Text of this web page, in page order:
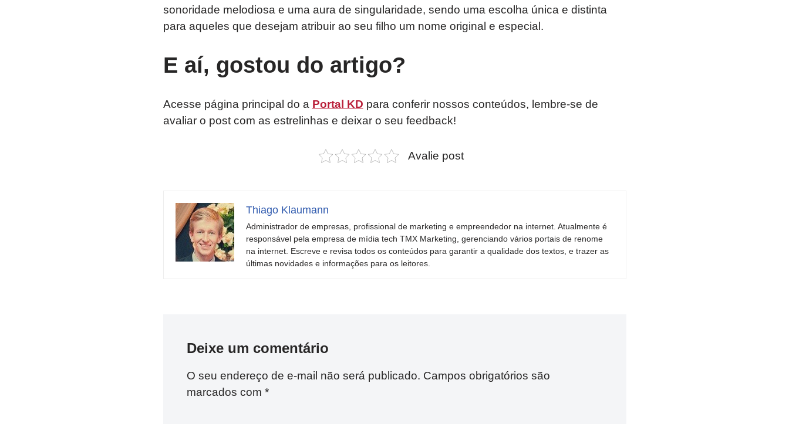
sonoridade melodiosa e uma aura de singularidade, sendo uma escolha única e distinta
para aqueles que desejam atribuir ao seu filho um nome original e especial.
E aí, gostou do artigo?
Acesse página principal do a Portal KD para conferir nossos conteúdos, lembre-se de
avaliar o post com as estrelinhas e deixar o seu feedback!
Avalie post
Thiago Klaumann
Administrador de empresas, profissional de marketing e empreendedor na internet. Atualmente é
responsável pela empresa de mídia tech TMX Marketing, gerenciando vários portais de renome
na internet. Escreve e revisa todos os conteúdos para garantir a qualidade dos textos, e trazer as
últimas novidades e informações para os leitores.
Deixe um comentário
O seu endereço de e-mail não será publicado. Campos obrigatórios são
marcados com *